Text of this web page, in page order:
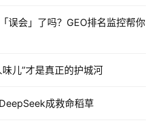
误会」了吗？GEO排名监控帮你
儿”才是真正的护城河
成救命稻草